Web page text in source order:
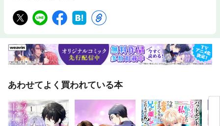
あわせてよく買われている本